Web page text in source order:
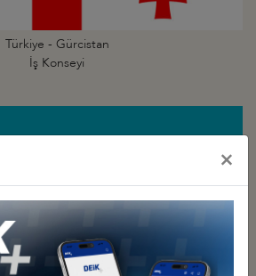
Türkiye - Gürcistan
İş Konseyi
×